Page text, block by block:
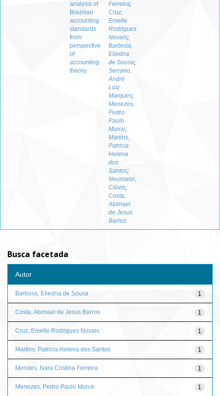
analysis of
Brazilian
accounting
standards
from
perspective
of
accounting
theory
Ferreira;
Cruz,
Emelle
Rodrigues
Novais;
Barbosa,
Eliedna
de Sousa;
Serrano,
André
Luiz
Marques;
Menezes,
Pedro
Paulo
Murce;
Martins,
Patricia
Helena
dos
Santos;
Neumann,
Clóvis;
Costa,
Abimael
de Jesus
Barros
Busca facetada
Autor
1
Barbosa, Eliedna de Sousa
1
Costa, Abimael de Jesus Barros
1
Cruz, Emelle Rodrigues Novais
1
Martins, Patricia Helena dos Santos
1
Mendes, Nara Cristina Ferreira
1
Menezes, Pedro Paulo Murce